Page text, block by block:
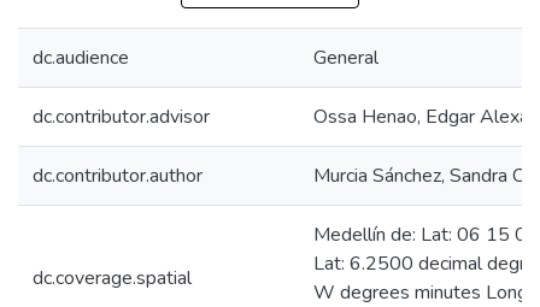
dc.audience General
dc.contributor.advisor Ossa Henao, Edgar
dc.contributor.author Murcia Sánchez, Sandra
dc.coverage.spatial
Medellín de: Lat: 06 15
Lat: 6.2500 decimal
W degrees minutes